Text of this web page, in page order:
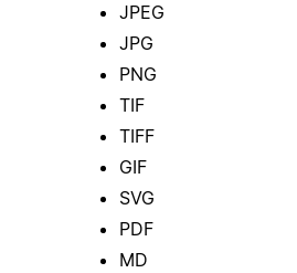
JPEG
JPG
PNG
TIF
TIFF
GIF
SVG
PDF
MD